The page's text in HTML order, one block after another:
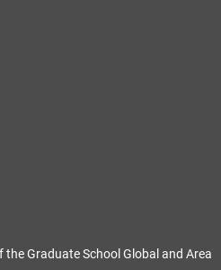
Graduate School Global and Area